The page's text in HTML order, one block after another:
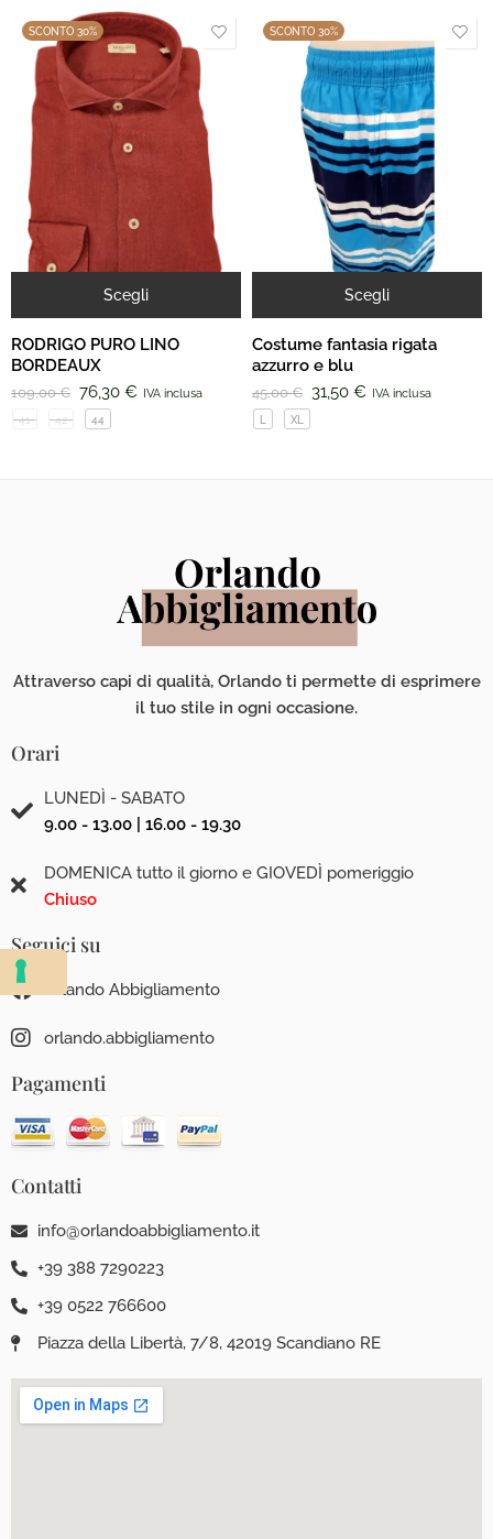
SCONTO 30%
Scegli
RODRIGO PURO LINO
BORDEAUX
109,00€ 76,30 € IVA inclusa
41 42 44
SCONTO 30%
Scegli
Costume fantasia rigata
azzurro e blu
45,00€ 31,50 € IVA inclusa
L XL
Attraverso capi di qualità, Orlando ti permette di esprimere
il tuo stile in ogni occasione.
Orari
LUNEDÌ - SABATO
9.00 - 13.00 | 16.00 - 19.30
DOMENICA tutto il giorno e GIOVEDÌ pomeriggio
Chiuso
Seguici su
Orlando Abbigliamento
orlando.abbigliamento
Pagamenti
Contatti
info@orlandoabbigliamento.it
+39 388 7290223
+39 0522 766600
Piazza della Libertà, 7/8, 42019 Scandiano RE